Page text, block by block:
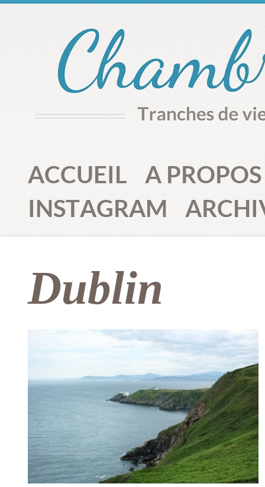
ACCUEIL
A PROPOS
INSTAGRAM
Dublin